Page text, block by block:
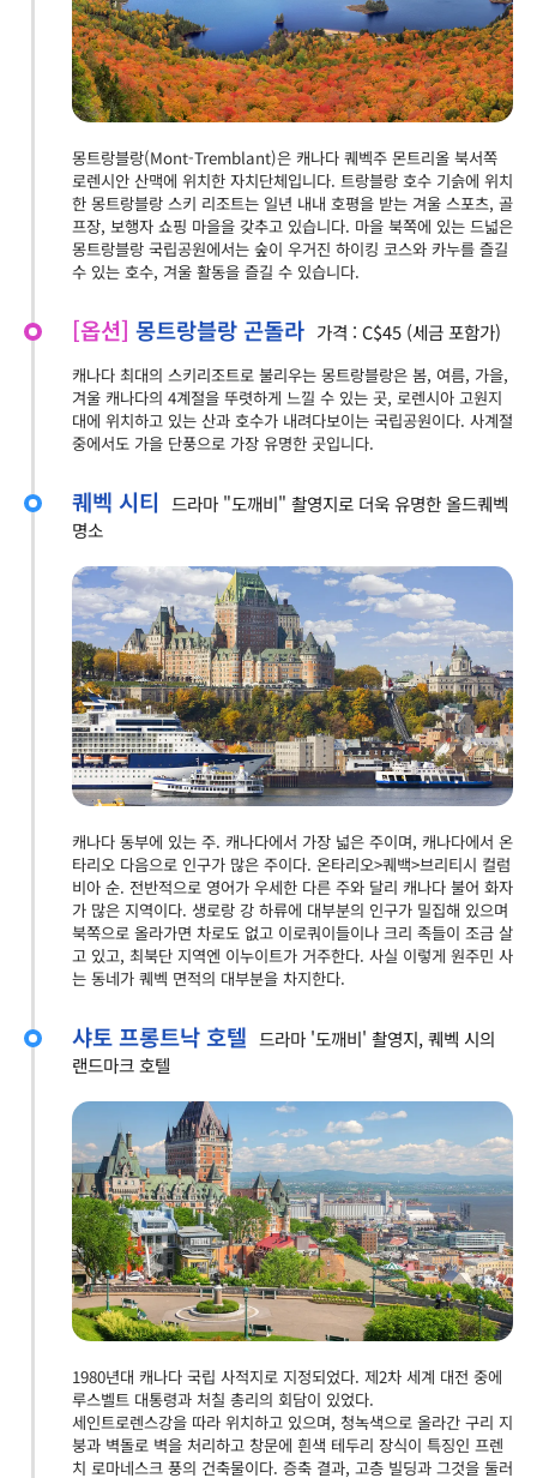
몽트랑블랑(Mont-Tremblant)은 캐나다 퀘벡주 몬트리올 북서쪽
로렌시안 산맥에 위치한 자치단체입니다. 트랑블랑 호수 기슭에 위치
한 몽트랑블랑 스키 리조트는 일년 내내 호평을 받는 겨울 스포츠, 골
프장, 보행자 쇼핑 마을을 갖추고 있습니다. 마을 북쪽에 있는 드넓은
몽트랑블랑 국립공원에서는 숲이 우거진 하이킹 코스와 카누를 즐길
수 있는 호수, 겨울 활동을 즐길 수 있습니다.
[옵션] 몽트랑블랑 곤돌라 가격 : C$45 (세금 포함가)
캐나다 최대의 스키리조트로 불리우는 몽트랑블랑은 봄, 여름, 가을,
겨울 캐나다의 4계절을 뚜렷하게 느낄 수 있는 곳, 로렌시아 고원지
대에 위치하고 있는 산과 호수가 내려다보이는 국립공원이다. 사계절
중에서도 가을 단풍으로 가장 유명한 곳입니다.
퀘벡 시티 드라마 "도깨비" 촬영지로 더욱 유명한 올드퀘벡
명소
캐나다 동부에 있는 주. 캐나다에서 가장 넓은 주이며, 캐나다에서 온
타리오 다음으로 인구가 많은 주이다. 온타리오>퀘백>브리티시 컬럼
비아 순. 전반적으로 영어가 우세한 다른 주와 달리 캐나다 불어 화자
가 많은 지역이다. 생로랑 강 하류에 대부분의 인구가 밀집해 있으며
북쪽으로 올라가면 차로도 없고 이로쿼이들이나 크리 족들이 조금 살
고 있고, 최북단 지역엔 이누이트가 거주한다. 사실 이렇게 원주민 사
는 동네가 퀘벡 면적의 대부분을 차지한다.
샤토 프롱트낙 호텔 드라마 '도깨비' 촬영지, 퀘벡 시의
랜드마크 호텔
1980년대 캐나다 국립 사적지로 지정되었다. 제2차 세계 대전 중에
루스벨트 대통령과 처칠 총리의 회담이 있었다.
세인트로렌스강을 따라 위치하고 있으며, 청녹색으로 올라간 구리 지
붕과 벽돌로 벽을 처리하고 창문에 흰색 테두리 장식이 특징인 프렌
치 로마네스크 풍의 건축물이다. 증축 결과, 고층 빌딩과 그것을 둘러